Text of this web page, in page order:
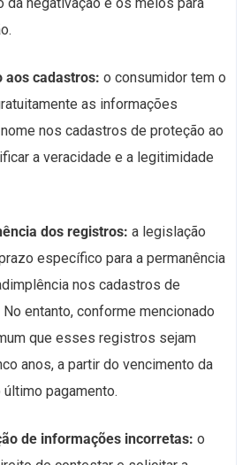
aos cadastros: o consumidor tem o
as informações
nos cadastros de proteção ao
a veracidade e a legitimidade
dos registros: a legislação
específico para a permanência
nos cadastros de
entanto, conforme mencionado
que esses registros sejam
anos, a partir do vencimento da
pagamento.
de informações incorretas: o